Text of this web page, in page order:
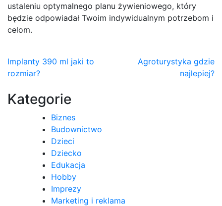
ustaleniu optymalnego planu żywieniowego, który
będzie odpowiadał Twoim indywidualnym potrzebom i
celom.
Nawigacja
wpisu
Implanty 390 ml jaki to
rozmiar?
Agroturystyka gdzie
najlepiej?
Kategorie
Biznes
Budownictwo
Dzieci
Dziecko
Edukacja
Hobby
Imprezy
Marketing i reklama